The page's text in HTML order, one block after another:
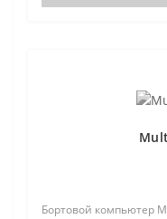
Бортовой компьютер